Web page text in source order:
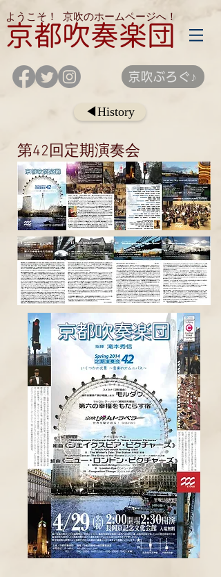
ようこそ！ 京吹のホームページへ！
京都吹奏楽団
京吹ぶろぐ♪
◀History
第42回定期演奏会